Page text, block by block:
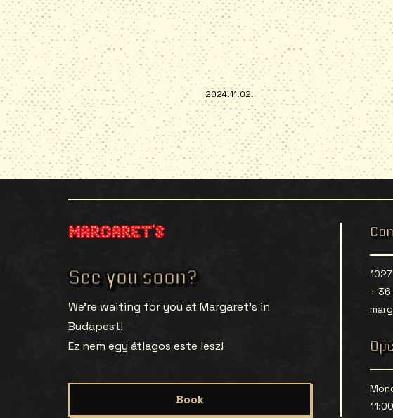
2024.11.02.
See you soon?
We’re waiting for you at Margaret’s in
Budapest!
Ez nem egy átlagos este lesz!
Book
+